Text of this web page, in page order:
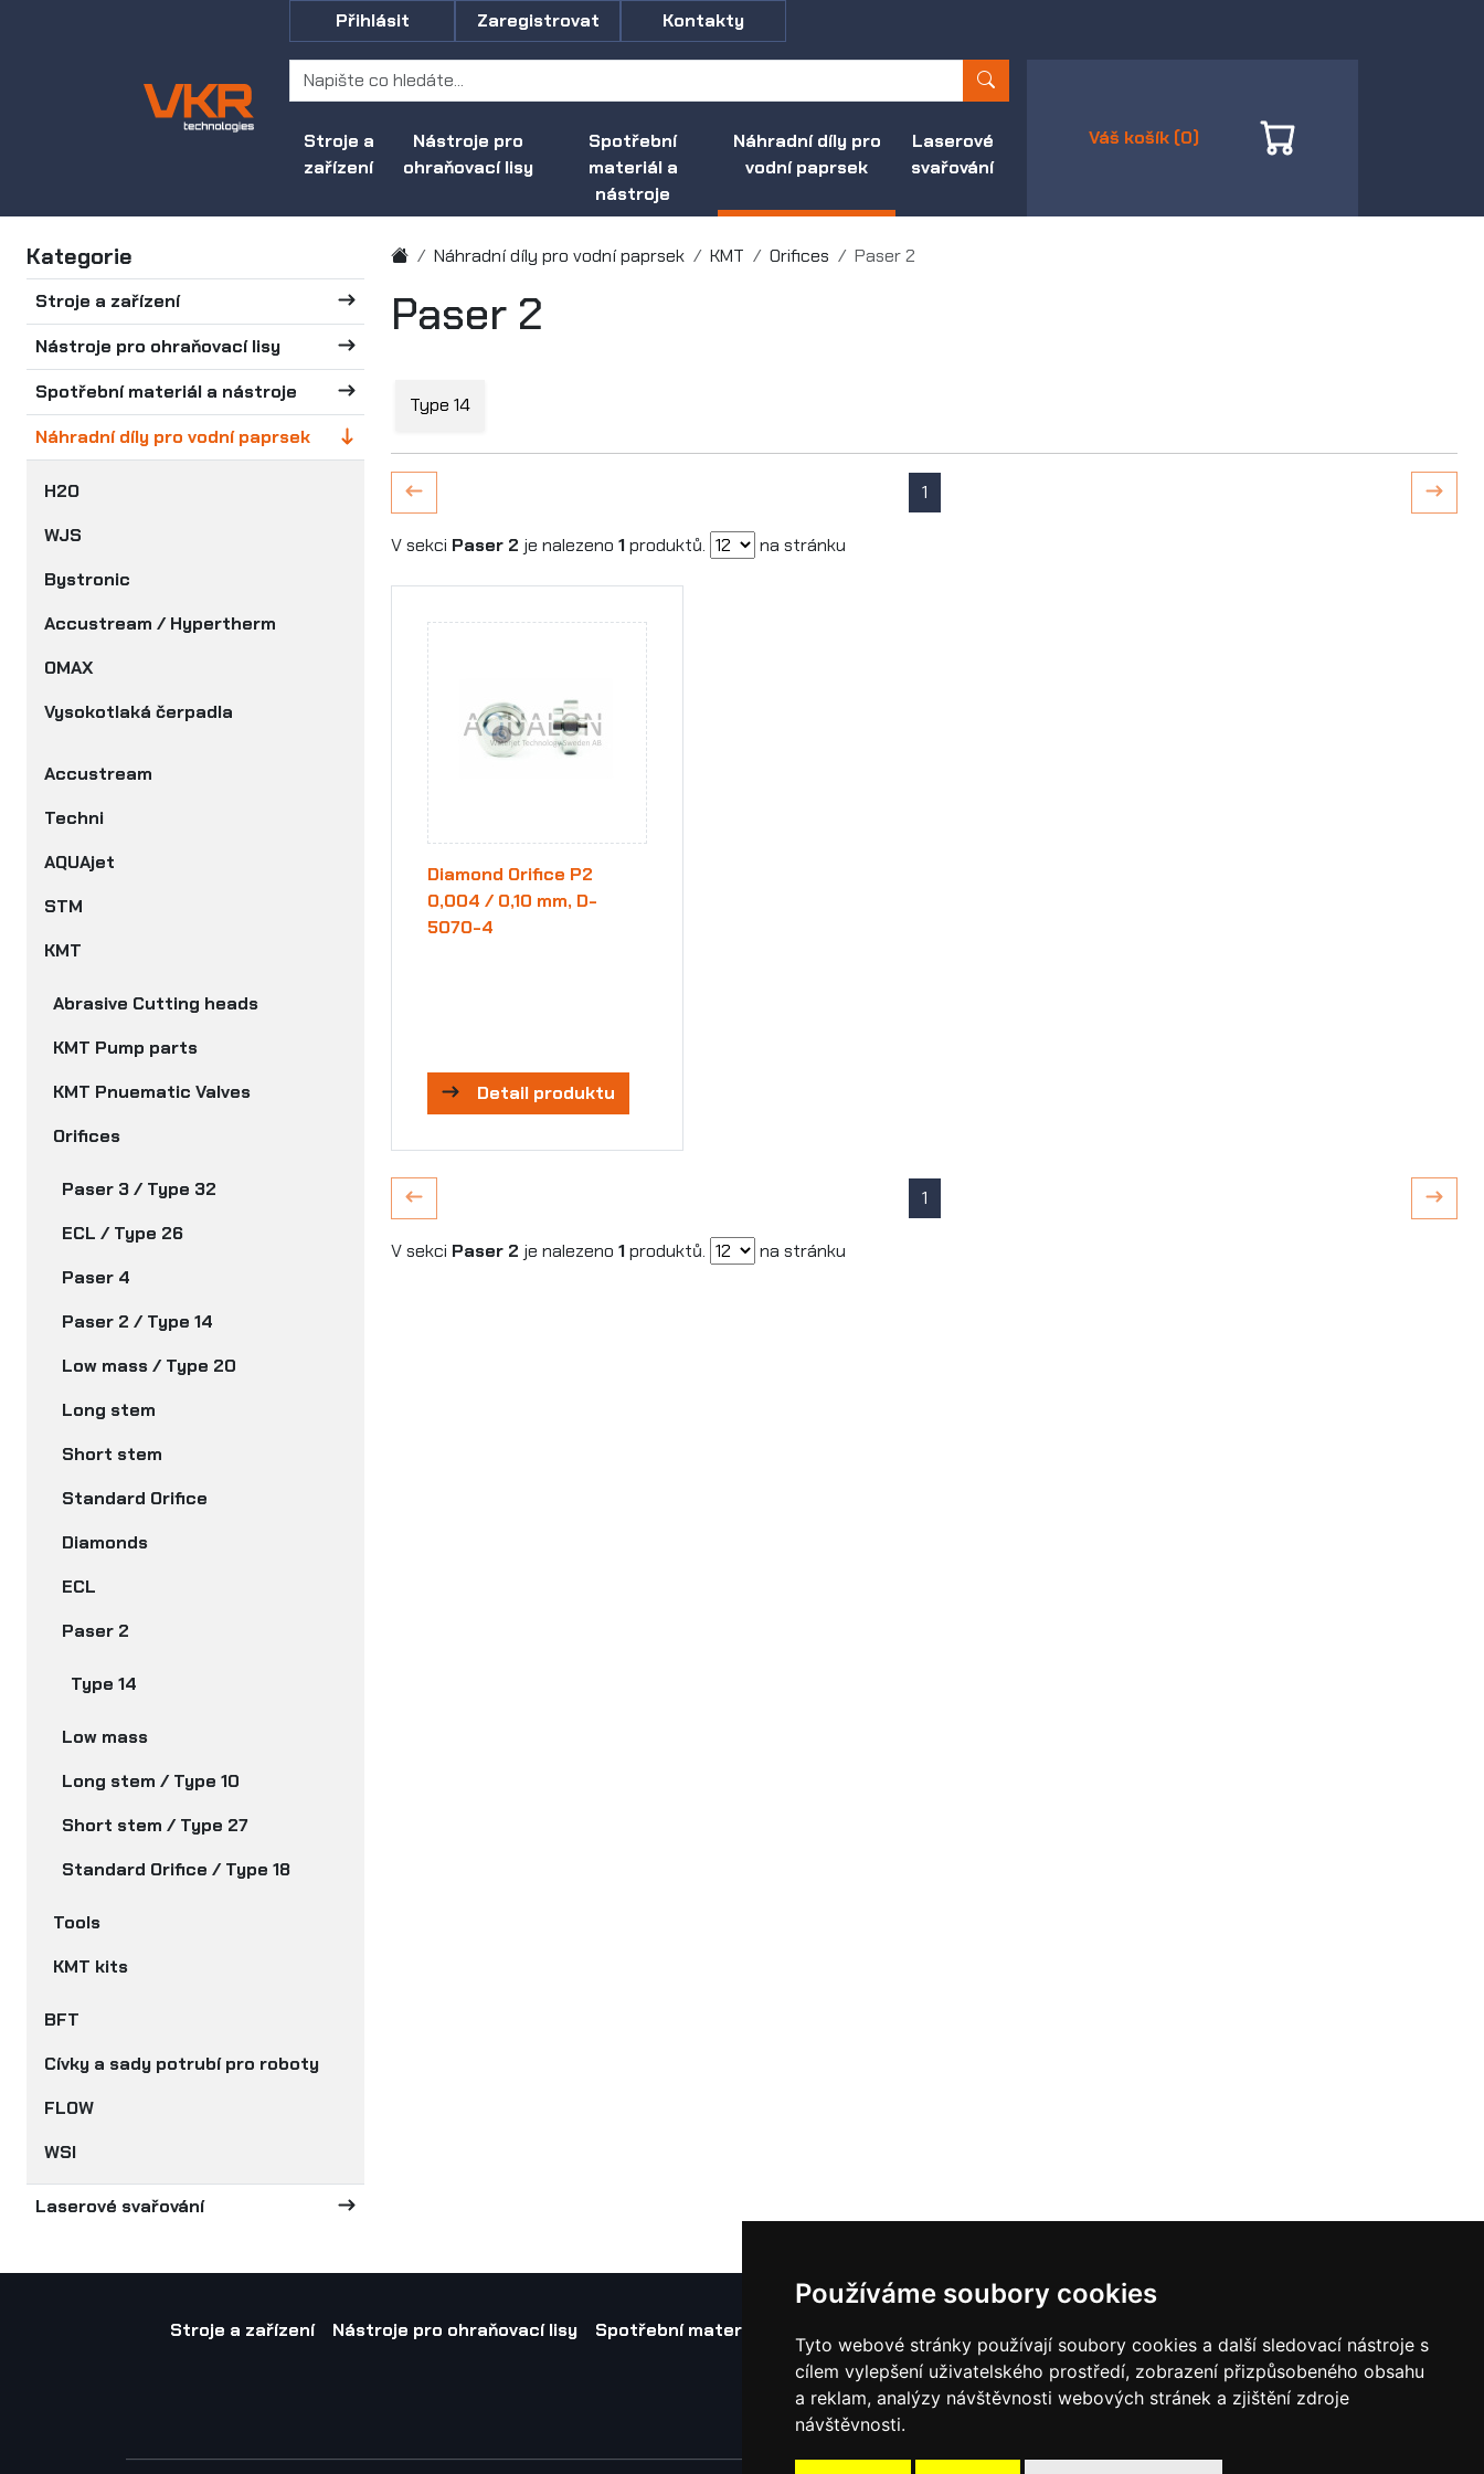
Používáme soubory cookies
Tyto webové stránky používají soubory cookies a další sledovací nástroje s
cílem vylepšení uživatelského prostředí, zobrazení přizpůsobeného obsahu
a reklam, analýzy návštěvnosti webových stránek a zjištění zdroje
návštěvnosti.
Stroje a
zařízení
Nástroje pro
ohraňovací lisy
Spotřební
materiál a
nástroje
Náhradní díly pro
vodní paprsek
Laserové
svařování
Přihlásit Zaregistrovat Kontakty
Váš košík (0)
Kategorie
Stroje a zařízení
Nástroje pro ohraňovací lisy
Spotřební materiál a nástroje
Náhradní díly pro vodní paprsek
H2O
WJS
Bystronic
Accustream / Hypertherm
OMAX
Vysokotlaká čerpadla
Accustream
Techni
AQUAjet
STM
KMT
Abrasive Cutting heads
KMT Pump parts
KMT Pnuematic Valves
Orifices
Paser 3 / Type 32
ECL / Type 26
Paser 4
Paser 2 / Type 14
Low mass / Type 20
Long stem
Short stem
Standard Orifice
Diamonds
ECL
Paser 2
Type 14
Low mass
Long stem / Type 10
Short stem / Type 27
Standard Orifice / Type 18
Tools
KMT kits
BFT
Cívky a sady potrubí pro roboty
FLOW
WSI
Laserové svařování
Náhradní díly pro vodní paprsek KMT Orifices Paser 2
Paser 2
Type 14
1
V sekci Paser 2 je nalezeno 1produktů. na stránku
Diamond Orifice P2
0,004 / 0,10 mm, D-
5070-4
Detail produktu
1
V sekci Paser 2 je nalezeno 1produktů. na stránku
Stroje a zařízení Nástroje pro ohraňovací lisy Spotřební materiál a nástroje